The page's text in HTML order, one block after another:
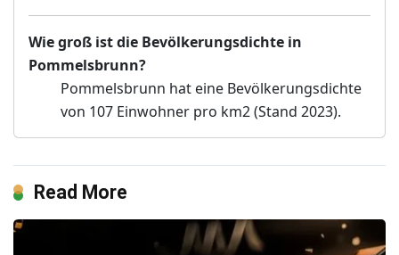
Wie groß ist die Bevölkerungsdichte in
Pommelsbrunn?
Pommelsbrunn hat eine Bevölkerungsdichte
von 107 Einwohner pro km2 (Stand 2023).
Read More